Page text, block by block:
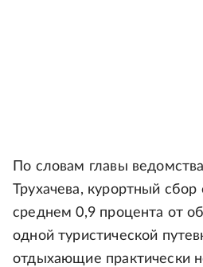
По словам главы
Трухачева, курортный сбор
среднем 0,9 процента от
одной туристической
отдыхающие практически